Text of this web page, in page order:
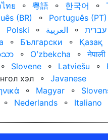
ทย ⚬ 粵語 ⚬ 한국어 ⚬
(BR) ⚬ Português (PT)
Polski ⚬ العربية‏ ⚬
עברית‏
⚬ Български ⚬
Қазақ
သာ ⚬ Oʻzbekcha ⚬ नेपाली
⚬ Slovene ⚬ Latviešu ⚬
хэл
⚬
Javanese
⚬ Magyar ⚬
⚬ Nederlands ⚬ Italiano